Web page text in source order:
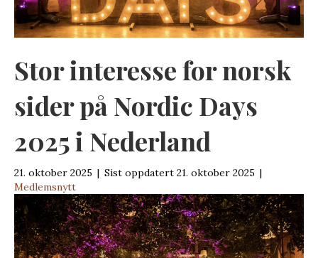
Stor interesse for norsk
sider på Nordic Days
2025 i Nederland
21. oktober 2025 | Sist oppdatert 21. oktober 2025 |
Medlemsnytt